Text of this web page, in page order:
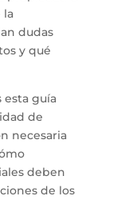
la
dudas
y qué
guía
de
necesaria
deben
de los